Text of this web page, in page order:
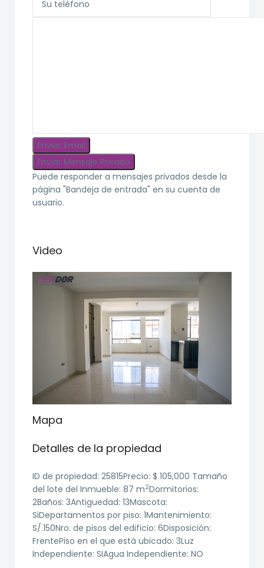
Puede responder a mensajes privados desde la
página "Bandeja de entrada" en su cuenta de
usuario.
Video
Mapa
Detalles de la propiedad
ID de propiedad: 25815Precio: $ 105,000 Tamaño
del lote del Inmueble: 87 m2Dormitorios:
2Baños: 3Antiguedad: 13Mascota:
SiDepartamentos por piso: 1Mantenimiento:
S/.150Nro. de pisos del edificio: 6Disposición:
FrentePiso en el que está ubicado: 3Luz
Independiente: SIAgua Independiente: NO